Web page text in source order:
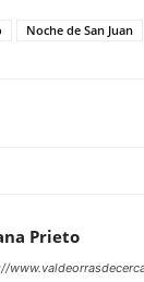
Noche de San Juan
Prieto